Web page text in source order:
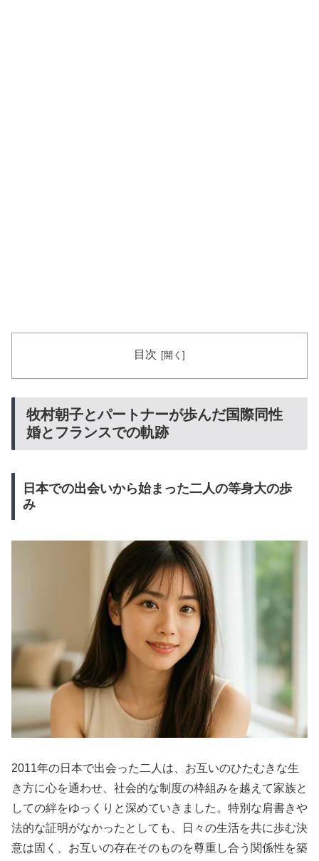
目次
牧村朝子とパートナーが歩んだ国際同性
婚とフランスでの軌跡
日本での出会いから始まった二人の等身大の歩
み
2011年の日本で出会った二人は、お互いのひたむきな生
き方に心を通わせ、社会的な制度の枠組みを越えて家族と
しての絆をゆっくりと深めていきました。特別な肩書きや
法的な証明がなかったとしても、日々の生活を共に歩む決
意は固く、お互いの存在そのものを尊重し合う関係性を築